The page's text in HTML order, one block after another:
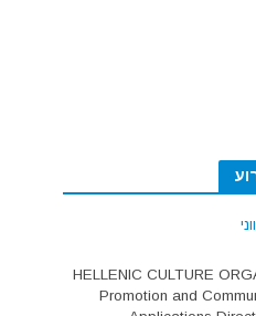
HELLENIC CULTURE
Promotion and